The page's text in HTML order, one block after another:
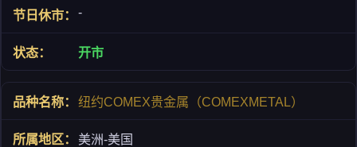
-
开市
纽约COMEX贵金属（COMEXMETAL）
美洲-美国